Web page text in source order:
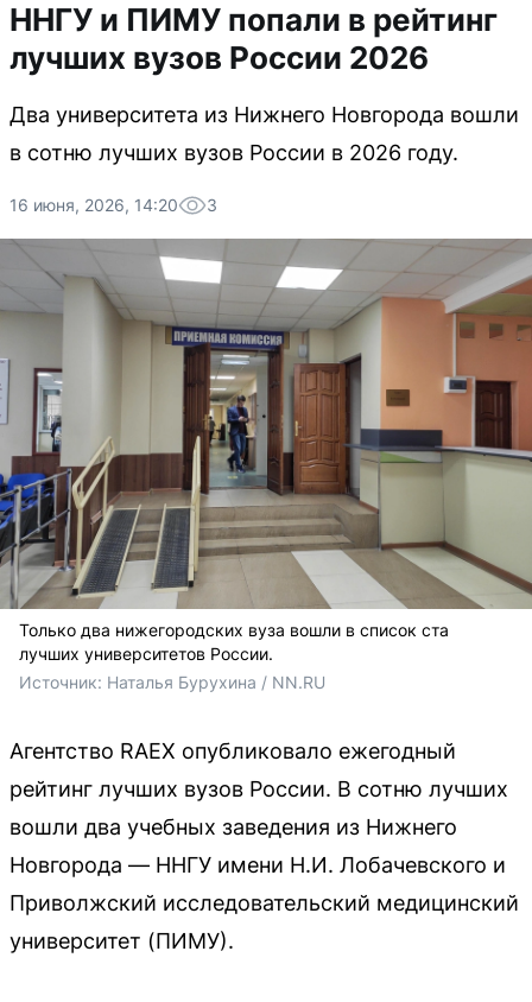
ННГУ и ПИМУ попали в рейтинг
лучших вузов России 2026
Два университета из Нижнего Новгорода вошли
в сотню лучших вузов России в 2026 году.
16 июня, 2026, 14:20 3
Только два нижегородских вуза вошли в список ста
лучших университетов России.
Источник: Наталья Бурухина / NN.RU
Агентство RAEX опубликовало ежегодный
рейтинг лучших вузов России. В сотню лучших
вошли два учебных заведения из Нижнего
Новгорода — ННГУ имени Н.И. Лобачевского и
Приволжский исследовательский медицинский
университет (ПИМУ).